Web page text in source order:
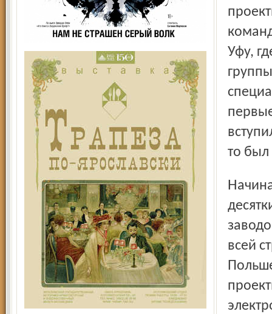
Уфу,
то
Начиная с послевоенных лет, из стен института вышли
всей